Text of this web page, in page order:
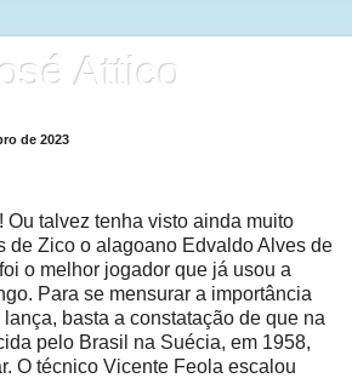
Attico
de 2023
Ou talvez tenha visto ainda muito
de Zico o alagoano Edvaldo Alves de
o melhor jogador que já usou a
Para se mensurar a importância
basta a constatação de que na
pelo Brasil na Suécia, em 1958,
O técnico Vicente Feola escalou